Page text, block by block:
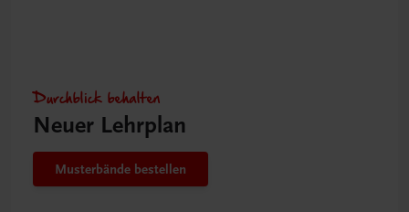
Durchblick behalten
Neuer Lehrplan
Musterbände bestellen